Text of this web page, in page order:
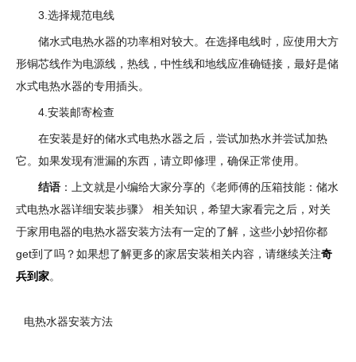
3.选择规范电线
储水式电热水器的功率相对较大。在选择电线时，应使用大方
形铜芯线作为电源线，热线，中性线和地线应准确链接，最好是储
水式电热水器的专用插头。
4.安装邮寄检查
在安装是好的储水式电热水器之后，尝试加热水并尝试加热
它。如果发现有泄漏的东西，请立即修理，确保正常使用。
结语 ：上文就是小编给大家分享的《老师傅的压箱技能：储水
式电热水器详细安装步骤》 相关知识，希望大家看完之后，对关
于家用电器的电热水器安装方法有一定的了解，这些小妙招你都
get到了吗？如果想了解更多的家居安装相关内容，请继续关注奇
兵到家。
电热水器安装方法